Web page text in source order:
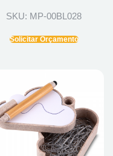
SKU: MP-00BL028
Solicitar Orçamento